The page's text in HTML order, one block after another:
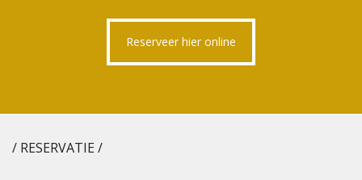
Reserveer hier online
/ RESERVATIE /